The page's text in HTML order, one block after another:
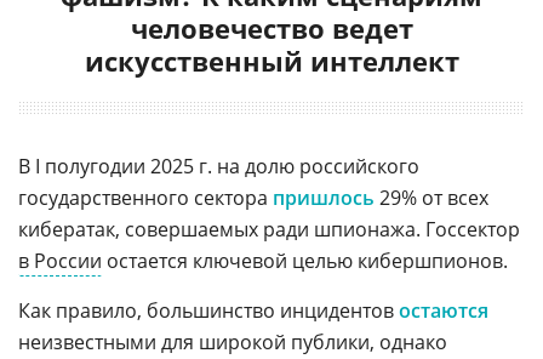
человечество ведет
искусственный интеллект
В I полугодии 2025 г. на долю российского
государственного сектора пришлось 29% от всех
кибератак, совершаемых ради шпионажа. Госсектор
в России остается ключевой целью кибершпионов.
Как правило, большинство инцидентовостаются
неизвестными для широкой публики, однако